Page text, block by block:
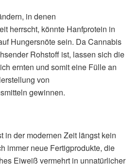
in denen
herrscht, könnte Hanfprotein in
Hungersnöte sein. Da Cannabis
Rohstoff ist, lassen sich die
ernten und somit eine Fülle an
von
gewinnen.
in der modernen Zeit längst kein
immer neue Fertigprodukte, die
Eiweiß vermehrt in unnatürlicher